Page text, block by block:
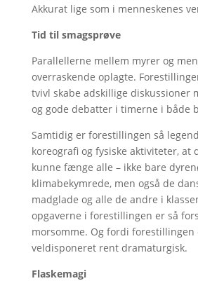
Akkurat lige som i menneskenes
Tid til smagsprøve
Parallellerne mellem myrer og
overraskende oplagte.
tvivl skabe adskillige diskussioner
og gode debatter i timerne i både
Samtidig er forestillingen så
koreografi og fysiske aktiviteter, at
kunne fænge alle – ikke bare
klimabekymrede, men også de
madglade og alle de andre i
opgaverne i forestillingen er så
morsomme. Og fordi forestillingen
veldisponeret rent dramaturgisk.
Flaskemagi